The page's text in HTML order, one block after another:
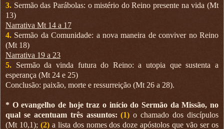
3. Sermão das Parábolas: o mistério do Reino presente na vida (Mt
13)
Narrativa Mt 14 a 17
4. Sermão da Comunidade: a nova maneira de conviver no Reino
(Mt 18)
Narrativa 19 a 23
5. Sermão da vinda futura do Reino: a utopia que sustenta a
esperança (Mt 24 e 25)
Conclusão: paixão, morte e ressurreição (Mt 26 a 28).
* O evangelho de hoje traz o início do Sermão da Missão, no
qual se acentuam três assuntos: (1) o chamado dos discípulos
(Mt 10,1); (2) a lista dos nomes dos doze apóstolos que vão ser os